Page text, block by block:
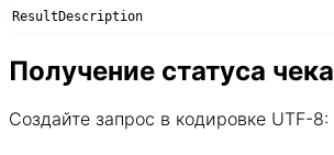
ResultDescription
Получение статуса чека
Создайте запрос в кодировке UTF-8: